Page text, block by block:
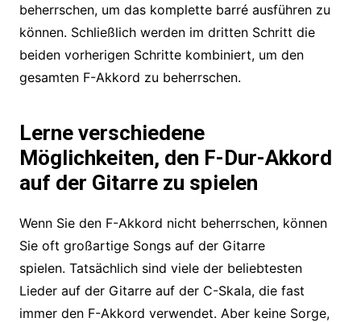
beherrschen, um das komplette barré ausführen zu
können. Schließlich werden im dritten Schritt die
beiden vorherigen Schritte kombiniert, um den
gesamten F-Akkord zu beherrschen.
Lerne verschiedene
Möglichkeiten, den F-Dur-Akkord
auf der Gitarre zu spielen
Wenn Sie den F-Akkord nicht beherrschen, können
Sie oft großartige Songs auf der Gitarre
spielen. Tatsächlich sind viele der beliebtesten
Lieder auf der Gitarre auf der C-Skala, die fast
immer den F-Akkord verwendet. Aber keine Sorge,